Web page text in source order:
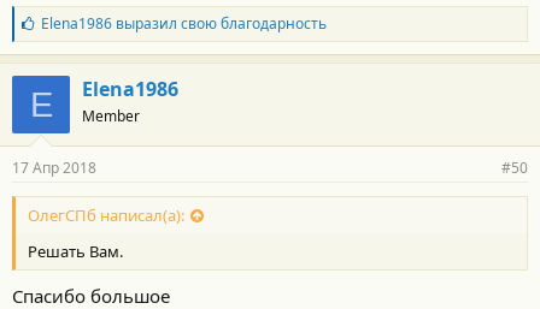
Б
л
а
г
о
д
а
н
о
с
и
:
Elena1986выразил свою благодарность
E Elena1986
Member
17 Апр 2018 #50
ОлегСПб написал(а):
Решать Вам.
Спасибо большое